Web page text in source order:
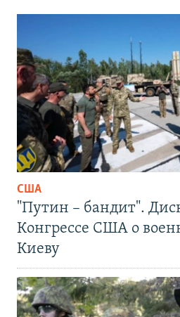
США
"Путин – бандит".
Конгрессе США о
Киеву